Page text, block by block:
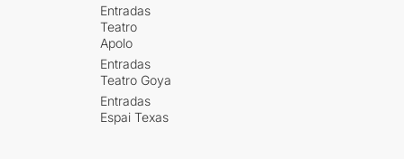
Entradas
Teatro
Apolo
Entradas
Teatro Goya
Entradas
Espai Texas